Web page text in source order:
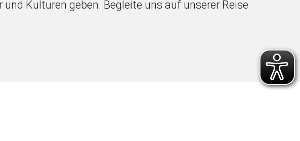
Kulturen geben. Begleite uns auf unserer Reise